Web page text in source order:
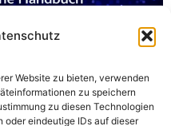
Website zu bieten, verwenden
zu speichern
zu diesen Technologien
eindeutige IDs auf dieser
Das
entscheidend, um
nahtloses